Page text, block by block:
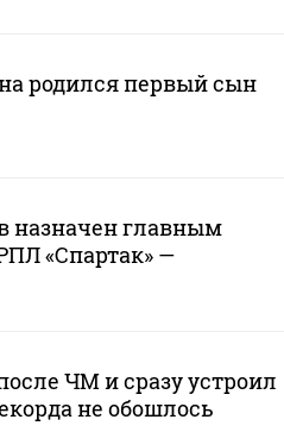
родился первый сын
назначен главным
«Спартак» —
ЧМ и сразу устроил
не обошлось